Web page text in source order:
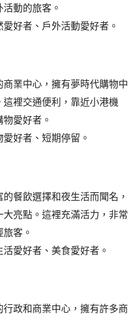
動的旅客。
愛好者、戶外活動愛好者。
商業中心，擁有夢時代購物中
裡交通便利，靠近小港機
愛好者。
愛好者、短期停留。
的餐飲選擇和夜生活而聞名，
亮點。這裡充滿活力，非常
客。
活愛好者、美食愛好者。
行政和商業中心，擁有許多商